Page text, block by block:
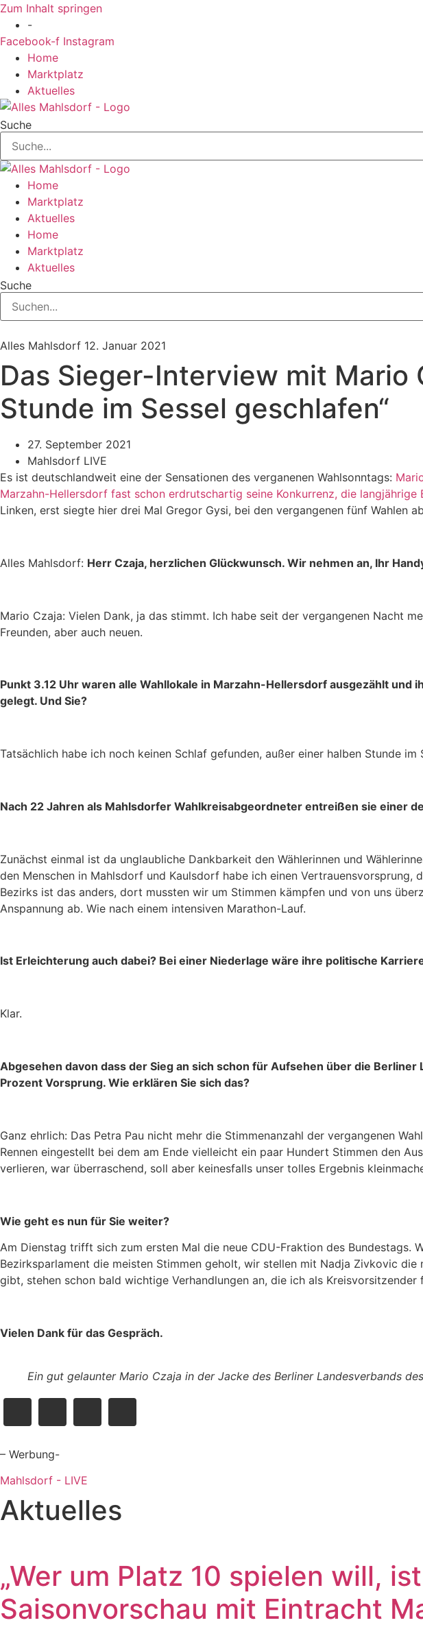
Zum Inhalt springen
-
Facebook-f Instagram
Home
Marktplatz
Aktuelles
Suche
Home
Marktplatz
Aktuelles
Home
Marktplatz
Aktuelles
Suche
Alles Mahlsdorf 12. Januar 2021
Das Sieger-Interview mit Mario
Stunde im Sessel geschlafen“
27. September 2021
Mahlsdorf LIVE
Es ist deutschlandweit eine der Sensationen des verganenen Wahlsonntags:
Marzahn-Hellersdorf fast schon erdrutschartig seine Konkurrenz, die
Linken, erst siegte hier drei Mal Gregor Gysi, bei den vergangenen fünf Wahlen
Alles Mahlsdorf: Herr Czaja, herzlichen Glückwunsch. Wir nehmen an, Ihr
Mario Czaja: Vielen Dank, ja das stimmt. Ich habe seit der vergangenen Nacht
Freunden, aber auch neuen.
Punkt 3.12 Uhr waren alle Wahllokale in Marzahn-Hellersdorf ausgezählt
gelegt. Und Sie?
Tatsächlich habe ich noch keinen Schlaf gefunden, außer einer halben Stunde
Nach 22 Jahren als Mahlsdorfer Wahlkreisabgeordneter entreißen sie einer
Zunächst einmal ist da unglaubliche Dankbarkeit den Wählerinnen und
den Menschen in Mahlsdorf und Kaulsdorf habe ich einen
Bezirks ist das anders, dort mussten wir um Stimmen kämpfen und von uns
Anspannung ab. Wie nach einem intensiven Marathon-Lauf.
Ist Erleichterung auch dabei? Bei einer Niederlage wäre ihre politische
Klar.
Abgesehen davon dass der Sieg an sich schon für Aufsehen über die
Prozent Vorsprung. Wie erklären Sie sich das?
Ganz ehrlich: Das Petra Pau nicht mehr die Stimmenanzahl der vergangenen
Rennen eingestellt bei dem am Ende vielleicht ein paar Hundert Stimmen den
verlieren, war überraschend, soll aber keinesfalls unser tolles Ergebnis
Wie geht es nun für Sie weiter?
Am Dienstag trifft sich zum ersten Mal die neue CDU-Fraktion des Bundestags.
Bezirksparlament die meisten Stimmen geholt, wir stellen mit Nadja Zivkovic
gibt, stehen schon bald wichtige Verhandlungen an, die ich als Kreisvorsitzender
Vielen Dank für das Gespräch.
Ein gut gelaunter Mario Czaja in der Jacke des Berliner Landesverbands
– Werbung-
Mahlsdorf - LIVE
Aktuelles
„Wer um Platz 10 spielen will,
Saisonvorschau mit Eintracht